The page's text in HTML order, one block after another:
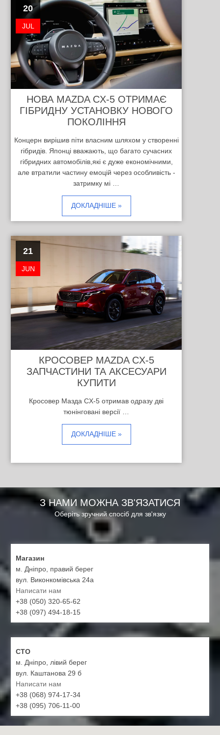
20
JUL
НОВА MAZDA CX-5 ОТРИМАЄ
ГІБРИДНУ УСТАНОВКУ НОВОГО
ПОКОЛІННЯ
Концерн вирішив піти власним шляхом у створенні
гібридів. Японці вважають, що багато сучасних
гібридних автомобілів,які є дуже економічними,
але втратили частину емоцій через особливість -
затримку мі …
ДОКЛАДНІШЕ »
21
JUN
КРОСОВЕР MAZDA CX-5
ЗАПЧАСТИНИ ТА АКСЕСУАРИ
КУПИТИ
Кросовер Мазда CX-5 отримав одразу дві
тюнінговані версії …
ДОКЛАДНІШЕ »
З НАМИ МОЖНА ЗВ'ЯЗАТИСЯ
Оберіть зручний спосіб для зв'язку
Магазин
м. Дніпро, правий берег
вул. Виконкомівська 24а
Написати нам
+38 (050) 320-65-62
+38 (097) 494-18-15
СТО
м. Дніпро, лівий берег
вул. Каштанова 29 б
Написати нам
+38 (068) 974-17-34
+38 (095) 706-11-00